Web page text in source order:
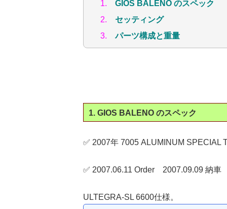
1.GIOS BALENO のスペック
2. セッティング
3.パーツ構成と重量
1. GIOS BALENO のスペック
✅ 2007年 7005 ALUMINUM SPECIAL
✅ 2007.06.11 Order 2007.09.09 納車
ULTEGRA-SL 6600仕様。